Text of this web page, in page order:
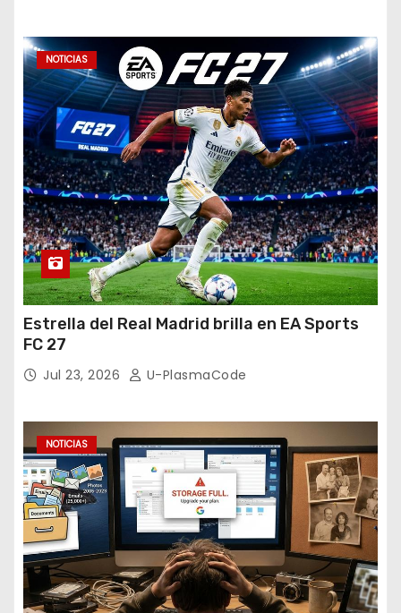
NOTICIAS
Estrella del Real Madrid brilla en EA Sports
FC 27
Jul 23, 2026 U-PlasmaCode
NOTICIAS